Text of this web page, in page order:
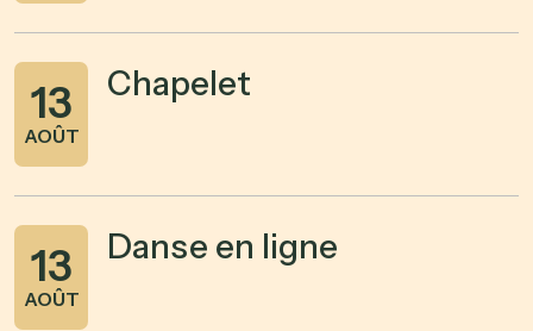
13
AOÛT
Chapelet
13
AOÛT
Danse en ligne